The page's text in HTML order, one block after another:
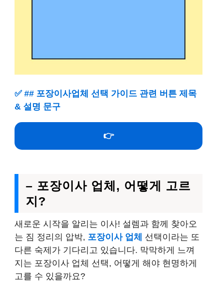
✅ ## 포장이사업체 선택 가이드 관련 버튼 제목
& 설명 문구
👉
– 포장이사 업체, 어떻게 고르
지?
새로운 시작을 알리는 이사! 설렘과 함께 찾아오
는 짐 정리의 압박, 포장이사 업체
선택이라는 또
다른 숙제가 기다리고 있습니다. 막막하게 느껴
지는 포장이사 업체 선택, 어떻게 해야 현명하게
고를 수 있을까요?